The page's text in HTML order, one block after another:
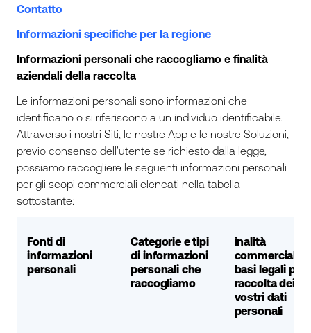
Contatto
Informazioni specifiche per la regione
Informazioni personali che raccogliamo e finalità
aziendali della raccolta
Le informazioni personali sono informazioni che
identificano o si riferiscono a un individuo identificabile.
Attraverso i nostri Siti, le nostre App e le nostre Soluzioni,
previo consenso dell'utente se richiesto dalla legge,
possiamo raccogliere le seguenti informazioni personali
per gli scopi commerciali elencati nella tabella
sottostante:
Fonti di
informazioni
personali
Categorie e tipi
di informazioni
personali che
raccogliamo
inalità
commerciali e
basi legali per
raccolta dei
vostri dati
personali